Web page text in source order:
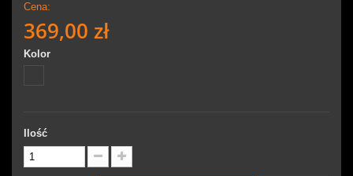
Cena:
369,00 zł
Kolor
Ilość